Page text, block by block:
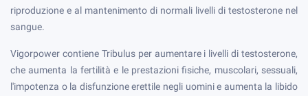
riproduzione e al mantenimento di normali livelli di testosterone nel
sangue.
Vigorpower contiene Tribulus per aumentare i livelli di testosterone,
che aumenta la fertilità e le prestazioni fisiche, muscolari, sessuali,
l'impotenza o la disfunzione erettile negli uomini e aumenta la libido